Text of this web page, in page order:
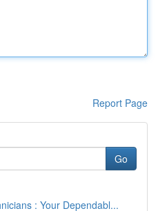
Report Page
Go
: Your Dependabl...